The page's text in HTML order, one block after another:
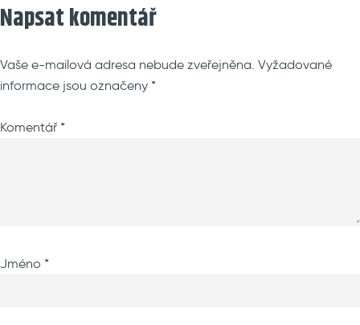
Napsat komentář
Vaše e-mailová adresa nebude zveřejněna. Vyžadované
informace jsou označeny *
Komentář *
Jméno *